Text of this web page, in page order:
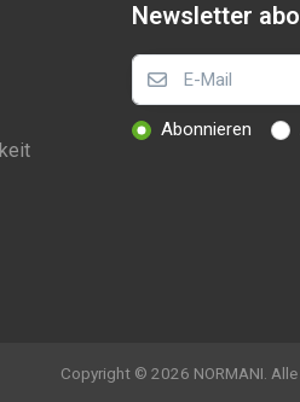
Newsletter
Abonnieren
Copyright © 2026 NORMANI.